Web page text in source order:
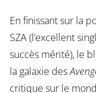
En finissant sur la
SZA (l’excellent
succès mérité), le
la galaxie des
critique sur le